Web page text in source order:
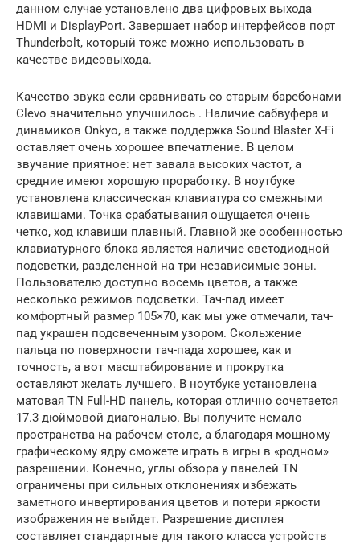
данном случае установлено два цифровых выхода
HDMI и DisplayPort. Завершает набор интерфейсов порт
Thunderbolt, который тоже можно использовать в
качестве видеовыхода.
Качество звука если сравнивать со старым баребонами
Clevo значительно улучшилось . Наличие сабвуфера и
динамиков Onkyo, а также поддержка Sound Blaster X-Fi
оставляет очень хорошее впечатление. В целом
звучание приятное: нет завала высоких частот, а
средние имеют хорошую проработку. В ноутбуке
установлена классическая клавиатура со смежными
клавишами. Точка срабатывания ощущается очень
четко, ход клавиши плавный. Главной же особенностью
клавиатурного блока является наличие светодиодной
подсветки, разделенной на три независимые зоны.
Пользователю доступно восемь цветов, а также
несколько режимов подсветки. Тач-пад имеет
комфортный размер 105×70, как мы уже отмечали, тач-
пад украшен подсвеченным узором. Скольжение
пальца по поверхности тач-пада хорошее, как и
точность, а вот масштабирование и прокрутка
оставляют желать лучшего. В ноутбуке установлена
матовая TN Full-HD панель, которая отлично сочетается
17.3 дюймовой диагональю. Вы получите немало
пространства на рабочем столе, а благодаря мощному
графическому ядру сможете играть в игры в «родном»
разрешении. Конечно, углы обзора у панелей TN
ограничены при сильных отклонениях избежать
заметного инвертирования цветов и потери яркости
изображения не выйдет. Разрешение дисплея
составляет стандартные для такого класса устройств